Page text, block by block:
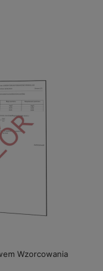
Wzorcowania